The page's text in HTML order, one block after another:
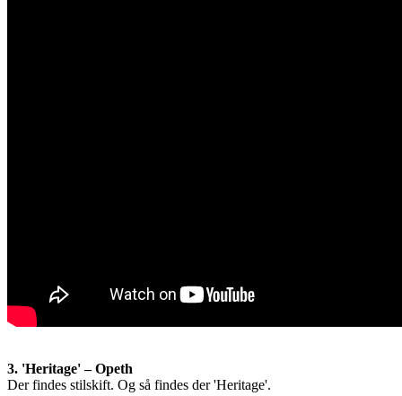
3. 'Heritage' – Opeth
Der findes stilskift. Og så findes der 'Heritage'.